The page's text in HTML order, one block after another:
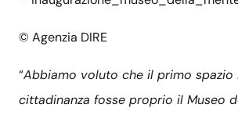
© Agenzia DIRE
“Abbiamo voluto che il primo
cittadinanza fosse proprio il Museo